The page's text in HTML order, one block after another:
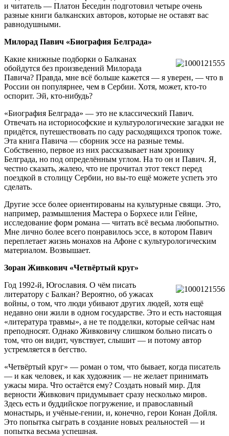
и читатель — Платон Беседин подготовил четыре очень
разные книги балканских авторов, которые не оставят вас
равнодушными.
Милорад Павич «Биография Белграда»
Какие книжные подборки о Балканах
обойдутся без произведений Милорада
Павича? Правда, мне всё больше кажется — я уверен, — что в
России он популярнее, чем в Сербии. Хотя, может, кто-то
оспорит. Эй, кто-нибудь?
«Биография Белграда» — это не классический Павич.
Отвечать на историософские и культурологические загадки не
придётся, путешествовать по саду расходящихся тропок тоже.
Эта книга Павича — сборник эссе на разные темы.
Собственно, первое из них рассказывает нам хронику
Белграда, но под определённым углом. На то он и Павич. Я,
честно сказать, жалею, что не прочитал этот текст перед
поездкой в столицу Сербии, но вы-то ещё можете успеть это
сделать.
Другие эссе более ориентированы на культурные свящи. Это,
например, размышления Мастера о Борхесе или Гейне,
исследование форм романа — читать всё весьма любопытно.
Мне лично более всего понравилось эссе, в котором Павич
переплетает жизнь монахов на Афоне с культурологическим
материалом. Возвышает.
Зоран Живкович «Четвёртый круг»
Год 1992-й, Югославия. О чём писать
литератору с Балкан? Вероятно, об ужасах
войны, о том, что люди убивают других людей, хотя ещё
недавно они жили в одном государстве. Это и есть настоящая
«литература травмы», а не те подделки, которые сейчас нам
преподносят. Однако Живковичу слишком больно писать о
том, что он видит, чувствует, слышит — и потому автор
устремляется в бегство.
«Четвёртый круг» — роман о том, что бывает, когда писатель
— и как человек, и как художник — не желает принимать
ужасы мира. Что остаётся ему? Создать новый мир. Для
верности Живкович придумывает сразу несколько миров.
Здесь есть и буддийское погружение, и православный
монастырь, и учёные-гении, и, конечно, герои Конан Дойля.
Это попытка сыграть в создание новых реальностей — и
попытка весьма успешная.